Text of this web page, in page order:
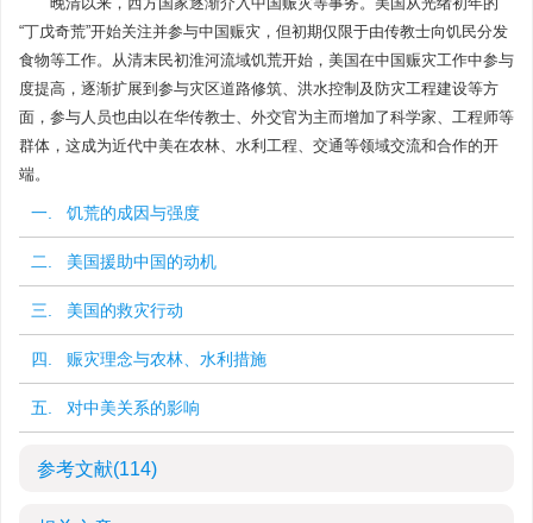
“丁戊奇荒”开始关注并参与中国赈灾，但初期仅限于由传教士向饥民分发
食物等工作。从清末民初淮河流域饥荒开始，美国在中国赈灾工作中参与
度提高，逐渐扩展到参与灾区道路修筑、洪水控制及防灾工程建设等方
面，参与人员也由以在华传教士、外交官为主而增加了科学家、工程师等
群体，这成为近代中美在农林、水利工程、交通等领域交流和合作的开
端。
一. 饥荒的成因与强度
二. 美国援助中国的动机
三. 美国的救灾行动
四. 赈灾理念与农林、水利措施
五. 对中美关系的影响
参考文献(114)